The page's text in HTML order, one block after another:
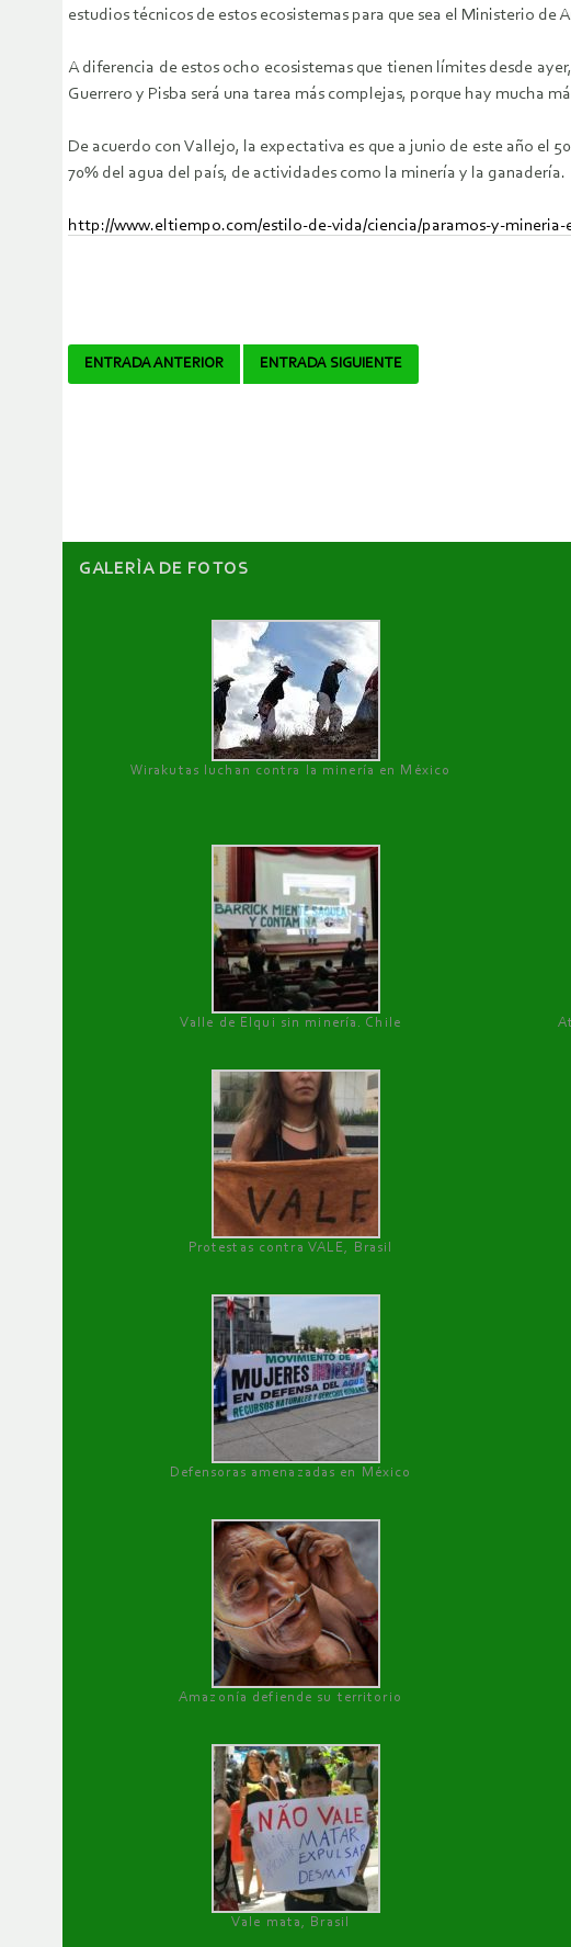
estudios técnicos de estos ecosistemas para que sea el Ministerio
A diferencia de estos ocho ecosistemas que tienen límites desde
Guerrero y Pisba será una tarea más complejas, porque hay mucha
De acuerdo con Vallejo, la expectativa es que a junio de este año el
70% del agua del país, de actividades como la minería y la ganadería.
http://www.eltiempo.com/estilo-de-vida/ciencia/paramos-y-mineria-
Navegador
ENTRADA ANTERIOR ENTRADA SIGUIENTE
GALERÌA DE FOTOS
Wirakutas luchan contra la minería en México
Valle de Elqui sin minería. Chile
Protestas contra VALE, Brasil
Defensoras amenazadas en México
Amazonía defiende su territorio
Vale mata, Brasil